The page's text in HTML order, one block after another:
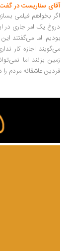
سناریست در گفت‌وگو با
بخواهم فیلمی بسازم که
یک امر جاری در این
اما می‌گفتند این
اجازه کار نداری،
بزنند اما نمی‌توانند
عاشقانه مردم را